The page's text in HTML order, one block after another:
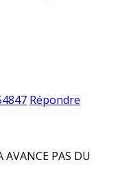
Répondre
PAS DU